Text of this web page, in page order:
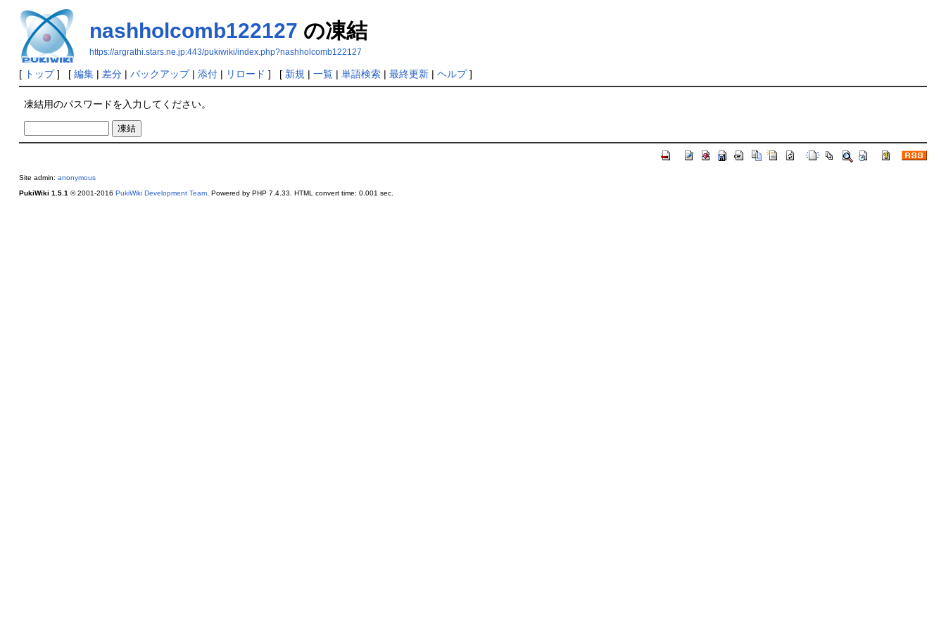
nashholcomb122127 の凍結
https://argrathi.stars.ne.jp:443/pukiwiki/index.php?nashholcomb122127
[ トップ] [ 編集| 差分| バックアップ| 添付| リロード ] [ 新規 | 一覧| 単語検索| 最終更新| ヘルプ]
凍結用のパスワードを入力してください。
Site admin: anonymous
PukiWiki 1.5.1© 2001-2016 PukiWiki Development Team. Powered by PHP 7.4.33. HTML convert time: 0.001 sec.